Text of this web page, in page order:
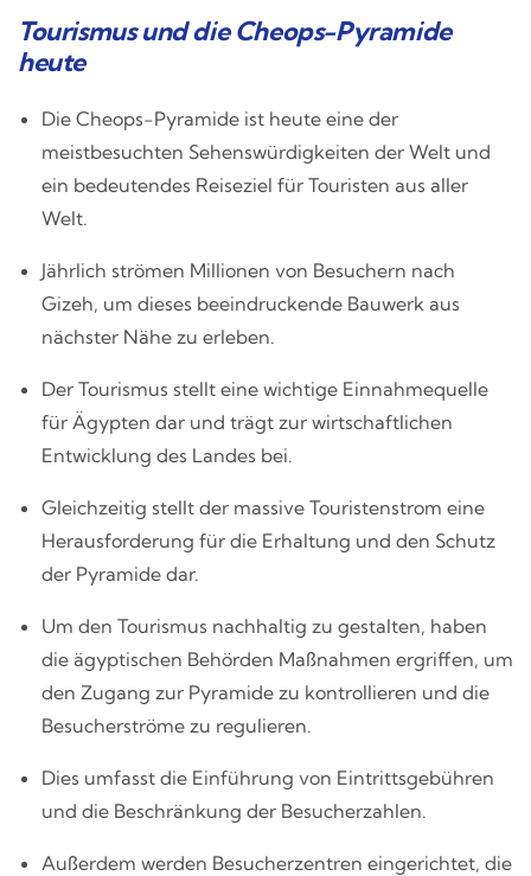
Tourismus und die Cheops-Pyramide
heute
Die Cheops-Pyramide ist heute eine der
meistbesuchten Sehenswürdigkeiten der Welt und
ein bedeutendes Reiseziel für Touristen aus aller
Welt.
Jährlich strömen Millionen von Besuchern nach
Gizeh, um dieses beeindruckende Bauwerk aus
nächster Nähe zu erleben.
Der Tourismus stellt eine wichtige Einnahmequelle
für Ägypten dar und trägt zur wirtschaftlichen
Entwicklung des Landes bei.
Gleichzeitig stellt der massive Touristenstrom eine
Herausforderung für die Erhaltung und den Schutz
der Pyramide dar.
Um den Tourismus nachhaltig zu gestalten, haben
die ägyptischen Behörden Maßnahmen ergriffen, um
den Zugang zur Pyramide zu kontrollieren und die
Besucherströme zu regulieren.
Dies umfasst die Einführung von Eintrittsgebühren
und die Beschränkung der Besucherzahlen.
Außerdem werden Besucherzentren eingerichtet, die